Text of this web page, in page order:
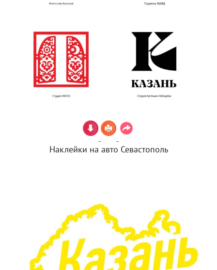
Наклейки на авто Севастополь